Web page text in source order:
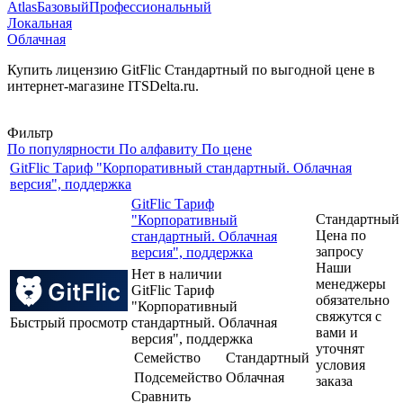
AtlasБазовыйПрофессиональный
Локальная
Облачная
Купить лицензию GitFlic Стандартный по выгодной цене в
интернет-магазине ITSDelta.ru.
Фильтр
По популярности По алфавиту По цене
GitFlic Тариф "Корпоративный стандартный. Облачная
версия", поддержка
Быстрый просмотр
GitFlic Тариф
"Корпоративный
стандартный. Облачная
версия", поддержка
Нет в наличии
GitFlic Тариф
"Корпоративный
стандартный. Облачная
версия", поддержка
Семейство
Стандартный
Подсемейство Облачная
Сравнить
Стандартный
Цена по
запросу
Наши
менеджеры
обязательно
свяжутся с
вами и
уточнят
условия
заказа